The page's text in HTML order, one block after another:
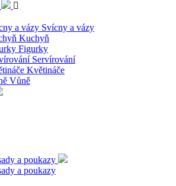

a vázy Svícny a vázy
Kuchyň
Figurky
Servírování
Květináče
Vůně
a poukazy
a poukazy